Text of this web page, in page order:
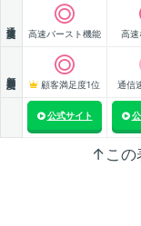
高速バースト機能 高速
顧客満足度1位 通信
公式サイト
↑この